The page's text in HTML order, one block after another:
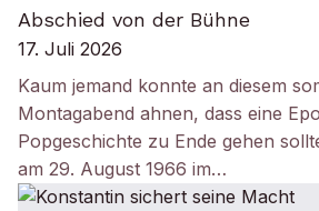
Abschied von der Bühne
17. Juli 2026
Kaum jemand konnte an diesem
Montagabend ahnen, dass eine
Popgeschichte zu Ende gehen
am 29. August 1966 im…